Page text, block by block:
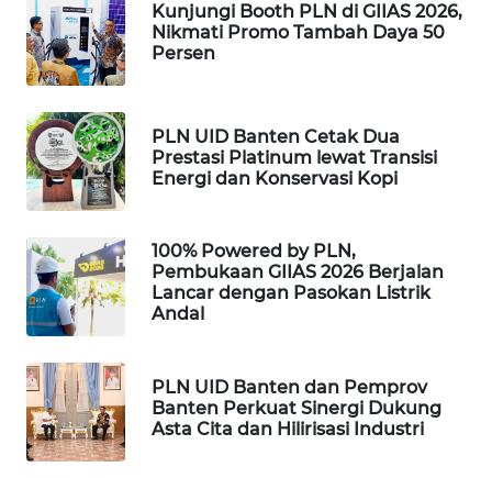
Kunjungi Booth PLN di GIIAS 2026,
Nikmati Promo Tambah Daya 50
Persen
PLN UID Banten Cetak Dua
Prestasi Platinum lewat Transisi
Energi dan Konservasi Kopi
100% Powered by PLN,
Pembukaan GIIAS 2026 Berjalan
Lancar dengan Pasokan Listrik
Andal
PLN UID Banten dan Pemprov
Banten Perkuat Sinergi Dukung
Asta Cita dan Hilirisasi Industri
PORTAL
KONSUMEN
FORWAMKI
ALPERKLINAS
FORJASIDA
TAMBANG
NEWS
SITUNGIR
NEWS
SIDIKALANG